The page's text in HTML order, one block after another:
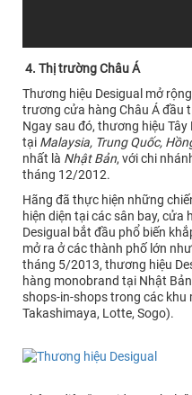
4. Thị trường Châu Á
Thương hiệu Desigual mở
trương cửa hàng Châu Á đầu
Ngay sau đó, thương hiệu
tại Malaysia, Trung Quốc,
nhất là Nhật Bản, với chi
tháng 12/2012.
Hãng đã thực hiện những
hiện diện tại các sân bay, cửa
Desigual bắt đầu phổ biến
mở ra ở các thành phố lớn
tháng 5/2013, thương hiệu
hàng monobrand tại Nhật
shops-in-shops trong các khu
Takashimaya, Lotte, Sogo).